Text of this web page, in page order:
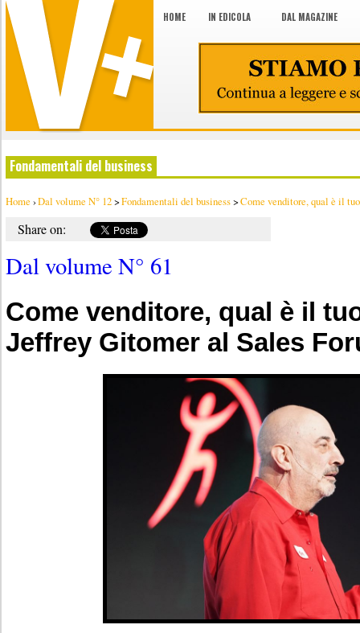
HOME IN EDICOLA DAL MAGAZINE
Fondamentali del business
Home ›Dal volume N° 12>Fondamentali del business>Come venditore, qual è il
Share on:
Dal volume N° 61
Come venditore, qual è il
Jeffrey Gitomer al Sales